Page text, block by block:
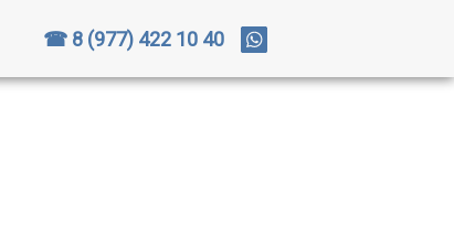
☎ 8 (977) 422 10 40